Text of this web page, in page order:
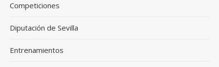
Competiciones
Diputación de Sevilla
Entrenamientos